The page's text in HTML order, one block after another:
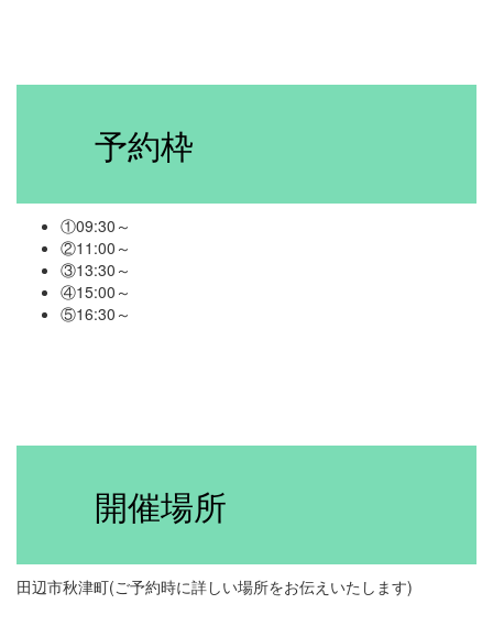
予約枠
①09:30～
②11:00～
③13:30～
④15:00～
⑤16:30～
開催場所
田辺市秋津町(ご予約時に詳しい場所をお伝えいたします)